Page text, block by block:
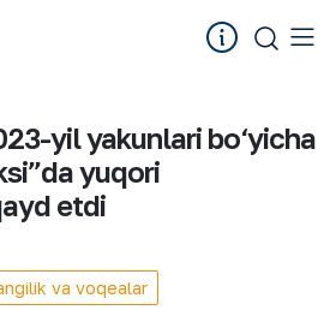
yil yakunlari bo‘yicha
yuqori
etdi
va voqealar